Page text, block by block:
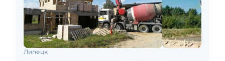
Липецк